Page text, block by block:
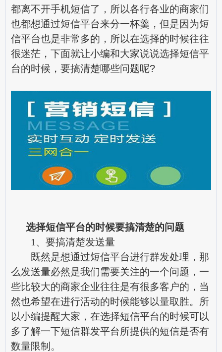
都离不开手机短信了，所以各行各业的商家们
也都想通过短信平台来分一杯羹，但是因为短
信平台也是非常多的，所以在选择的时候往往
很迷茫，下面就让小编和大家说说选择短信平
台的时候，要搞清楚哪些问题呢?
选择短信平台的时候要搞清楚的问题
1、要搞清楚发送量
既然是想通过短信平台进行群发处理，那
么发送量必然是我们需要关注的一个问题，一
些比较大的商家企业往往是有很多客户的，当
然也希望在进行活动的时候能够以量取胜。所
以小编提醒大家，在选择短信平台的时候可以
多了解一下短信群发平台所提供的短信是否有
数量限制。